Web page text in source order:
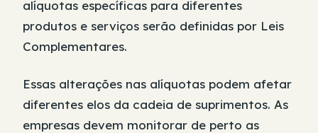
alíquotas específicas para diferentes
produtos e serviços serão definidas por Leis
Complementares.
Essas alterações nas alíquotas podem afetar
diferentes elos da cadeia de suprimentos. As
empresas devem monitorar de perto as